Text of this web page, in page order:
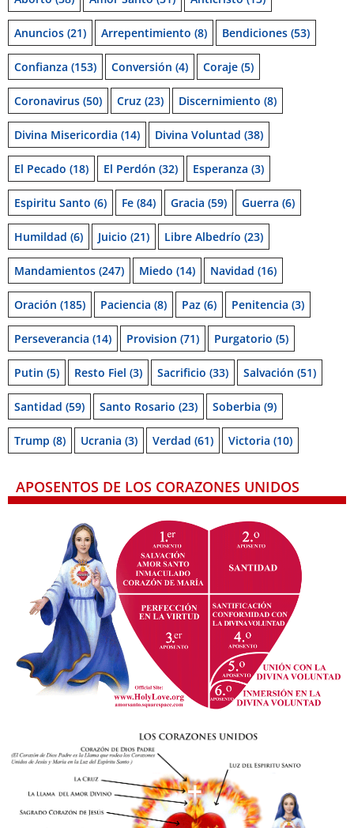
Anuncios (21) Arrepentimiento (8) Bendiciones (53)
Confianza (153) Conversión (4) Coraje (5)
Coronavirus (50) Cruz (23) Discernimiento (8)
Divina Misericordia (14) Divina Voluntad (38)
El Pecado (18) El Perdón (32) Esperanza (3)
Espiritu Santo (6) Fe (84) Gracia (59) Guerra (6)
Humildad (6) Juicio (21) Libre Albedrío (23)
Mandamientos (247) Miedo (14) Navidad (16)
Oración (185) Paciencia (8) Paz (6) Penitencia (3)
Perseverancia (14) Provision (71) Purgatorio (5)
Putin (5) Resto Fiel (3) Sacrificio (33) Salvación (51)
Santidad (59) Santo Rosario (23) Soberbia (9)
Trump (8) Ucrania (3) Verdad (61) Victoria (10)
APOSENTOS DE LOS CORAZONES UNIDOS